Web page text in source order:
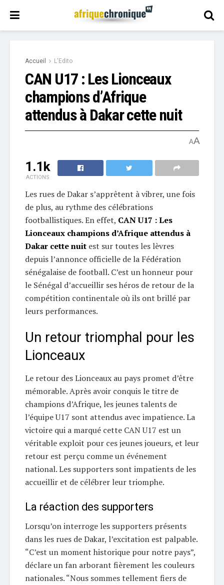
Accueil L'Edito
CAN U17 : Les Lionceaux
champions d’Afrique
attendus à Dakar cette nuit
AA
1.1k
ACTIONS
Les rues de Dakar s’apprêtent à vibrer, une fois
de plus, au rythme des célébrations
footballistiques. En effet, CAN U17 : Les
Lionceaux champions d’Afrique attendus à
Dakar cette nuit est sur toutes les lèvres
depuis l’annonce officielle de la Fédération
sénégalaise de football. C’est un honneur pour
le Sénégal d’accueillir ses héros de retour de la
compétition continentale où ils ont brillé par
leurs performances.
Un retour triomphal pour les
Lionceaux
Le retour des Lionceaux au pays promet d’être
mémorable. Après avoir conquis le titre de
champions d’Afrique, les jeunes talents de
l’équipe U17 sont attendus avec impatience. La
victoire qui a marqué cette CAN U17 est un
véritable exploit pour ces jeunes joueurs, et leur
retour est perçu comme un événement
national. Les supporters sont impatients de les
accueillir et de célébrer leur triomphe.
La réaction des supporters
Lorsqu’on interroge les supporters présents
dans les rues de Dakar, l’excitation est palpable.
“C’est un moment historique pour notre pays”,
déclare un fan arborant fièrement les couleurs
nationales. “Nous sommes tellement fiers de